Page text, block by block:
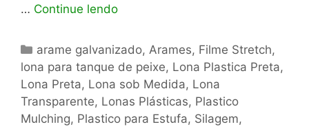
… Continue lendo
Categorias
arame galvanizado,Arames, Filme Stretch,
lona para tanque de peixe, Lona Plastica Preta,
Lona Preta, Lona sob Medida, Lona
Transparente, Lonas Plásticas, Plastico
Mulching, Plastico para Estufa, Silagem,